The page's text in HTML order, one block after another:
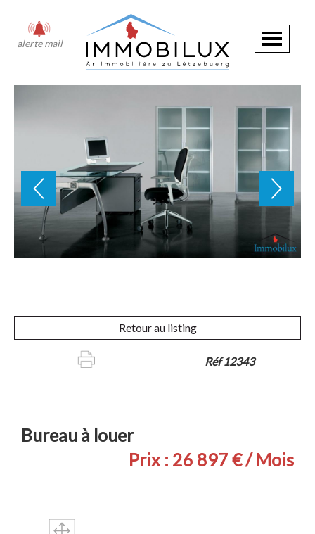
alerte mail
Retour au listing
Réf 12343
Bureau à louer
Prix : 26 897 € / Mois